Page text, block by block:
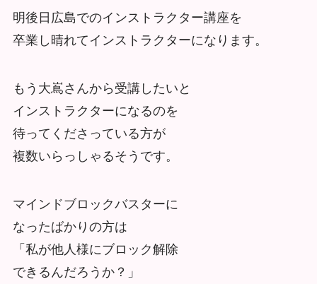
明後日広島でのインストラクター講座を
卒業し晴れてインストラクターになります。
もう大嶌さんから受講したいと
インストラクターになるのを
待ってくださっている方が
複数いらっしゃるそうです。
マインドブロックバスターに
なったばかりの方は
「私が他人様にブロック解除
できるんだろうか？」